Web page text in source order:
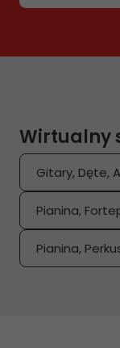
Wirtualny
Gitary, Dęte,
Pianina,
Pianina,